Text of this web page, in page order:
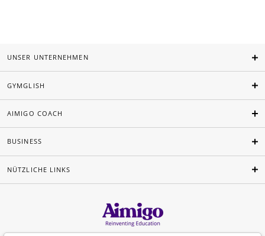
UNSER UNTERNEHMEN
GYMGLISH
AIMIGO COACH
BUSINESS
NÜTZLICHE LINKS